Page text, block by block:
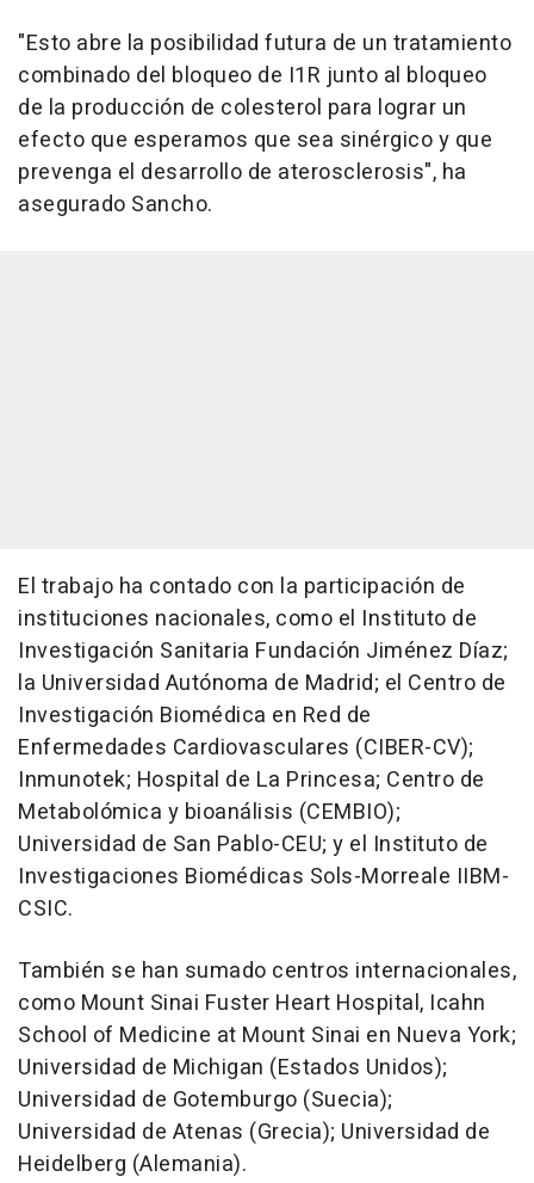
"Esto abre la posibilidad futura de un tratamiento
combinado del bloqueo de I1R junto al bloqueo
de la producción de colesterol para lograr un
efecto que esperamos que sea sinérgico y que
prevenga el desarrollo de aterosclerosis", ha
asegurado Sancho.
El trabajo ha contado con la participación de
instituciones nacionales, como el Instituto de
Investigación Sanitaria Fundación Jiménez Díaz;
la Universidad Autónoma de Madrid; el Centro de
Investigación Biomédica en Red de
Enfermedades Cardiovasculares (CIBER-CV);
Inmunotek; Hospital de La Princesa; Centro de
Metabolómica y bioanálisis (CEMBIO);
Universidad de San Pablo-CEU; y el Instituto de
Investigaciones Biomédicas Sols-Morreale IIBM-
CSIC.
También se han sumado centros internacionales,
como Mount Sinai Fuster Heart Hospital, Icahn
School of Medicine at Mount Sinai en Nueva York;
Universidad de Michigan (Estados Unidos);
Universidad de Gotemburgo (Suecia);
Universidad de Atenas (Grecia); Universidad de
Heidelberg (Alemania).